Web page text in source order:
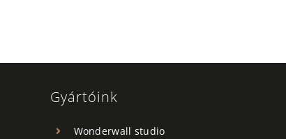
Gyártóink
Wonderwall studio